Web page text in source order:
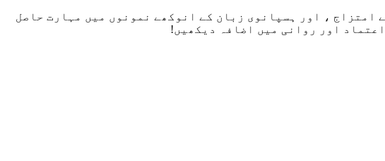
امتزاج ، اور ہسپانوی زبان کے انوکھے نمونوں میں مہارت حاصل
اور روانی میں اضافہ دیکھیں!